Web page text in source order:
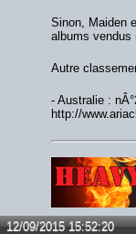
Sinon, Maiden
albums vendus
Autre
- Australie :
http://
Lien :http://
12/09/2015 15:52:20